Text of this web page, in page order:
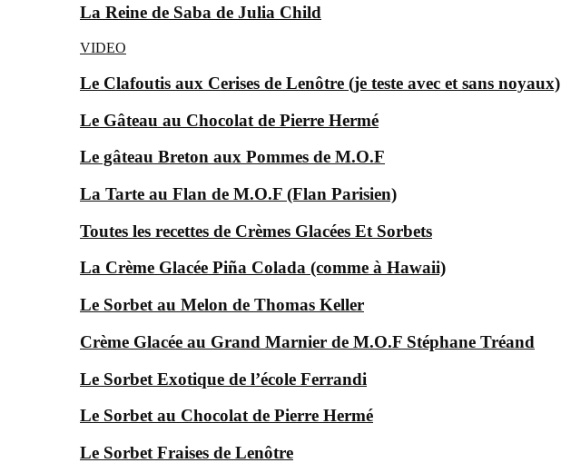
La Reine de Saba de Julia Child
VIDEO
Le Clafoutis aux Cerises de Lenôtre (je teste avec et sans noyaux)
Le Gâteau au Chocolat de Pierre Hermé
Le gâteau Breton aux Pommes de M.O.F
La Tarte au Flan de M.O.F (Flan Parisien)
Toutes les recettes de Crèmes Glacées Et Sorbets
La Crème Glacée Piña Colada (comme à Hawaii)
Le Sorbet au Melon de Thomas Keller
Crème Glacée au Grand Marnier de M.O.F Stéphane Tréand
Le Sorbet Exotique de l’école Ferrandi
Le Sorbet au Chocolat de Pierre Hermé
Le Sorbet Fraises de Lenôtre